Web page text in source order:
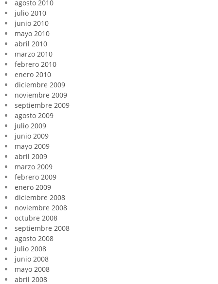
agosto 2010
julio 2010
junio 2010
mayo 2010
abril 2010
marzo 2010
febrero 2010
enero 2010
diciembre 2009
noviembre 2009
septiembre 2009
agosto 2009
julio 2009
junio 2009
mayo 2009
abril 2009
marzo 2009
febrero 2009
enero 2009
diciembre 2008
noviembre 2008
octubre 2008
septiembre 2008
agosto 2008
julio 2008
junio 2008
mayo 2008
abril 2008